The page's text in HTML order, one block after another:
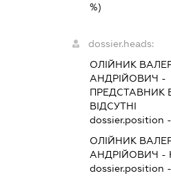
%)
dossier.heads:
ОЛІЙНИК
АНДРІЙОВИЧ -
ПРЕДСТАВНИК
ВІДСУТНІ
dossier.position -
ОЛІЙНИК
АНДРІЙОВИЧ -
dossier.position -